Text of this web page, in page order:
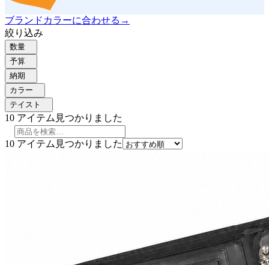
ブランドカラーに合わせる →
絞り込み
数量
予算
納期
カラー
テイスト
10 アイテム見つかりました
10 アイテム見つかりました